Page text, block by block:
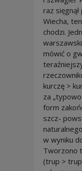
raz
Wiecha,
chodzi.
mówić o
kurczę >
za
form
szcz-
w wyniku
Tworzono
(trup >